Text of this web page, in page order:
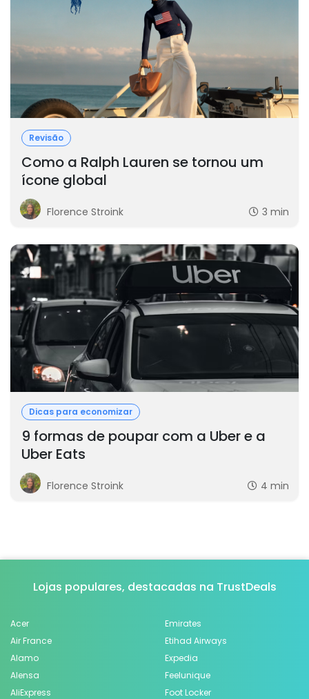
Revisão
Como a Ralph Lauren se tornou um
ícone global
Florence Stroink 3 min
Dicas para economizar
9 formas de poupar com a Uber e a
Uber Eats
Florence Stroink 4 min
Lojas populares, destacadas na TrustDeals
Acer
Air France
Alamo
Alensa
AliExpress
Emirates
Etihad Airways
Expedia
Feelunique
Foot Locker